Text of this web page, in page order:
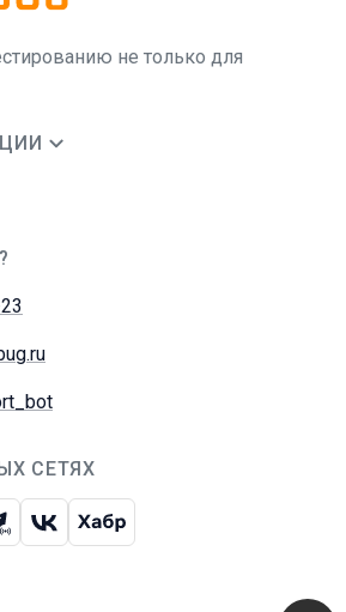
не только для
СЕТЯХ
чат канал
ВКонтакте
Хабр